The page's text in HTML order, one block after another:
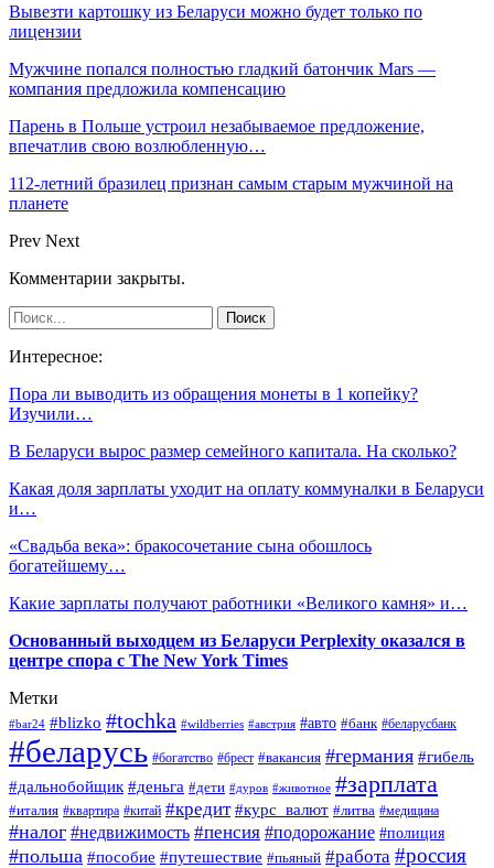
Вывезти картошку из Беларуси можно будет только по
лицензии
Мужчине попался полностью гладкий батончик Mars —
компания предложила компенсацию
Парень в Польше устроил незабываемое предложение,
впечатлив свою возлюбленную…
112-летний бразилец признан самым старым мужчиной на
планете
Prev Next
Комментарии закрыты.
Интересное:
Пора ли выводить из обращения монеты в 1 копейку?
Изучили…
В Беларуси вырос размер семейного капитала. На сколько?
Какая доля зарплаты уходит на оплату коммуналки в Беларуси
и…
«Свадьба века»: бракосочетание сына обошлось
богатейшему…
Какие зарплаты получают работники «Великого камня» и…
Основанный выходцем из Беларуси Perplexity оказался в
центре спора с The New York Times
Метки
#bar24 #blizko #tochka #wildberries #австрия #авто #банк #беларусбанк
#беларусь #богатство #брест #вакансия #германия #гибель
#дальнобойщик #деньга #дети #дуров #животное #зарплата
#италия #квартира #китай #кредит #курс_валют #литва #медицина
#налог #недвижимость #пенсия #подорожание #полиция
#польша #пособие #путешествие #пьяный #работа #россия